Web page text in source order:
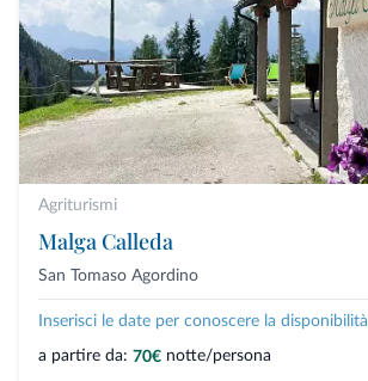
Agriturismi
Malga Calleda
San Tomaso Agordino
Inserisci le date per conoscere la disponibilità
a partire da: 70€ notte/persona